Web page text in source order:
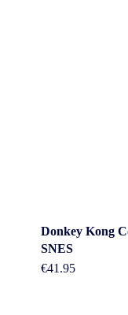
Donkey Kong
SNES
€41.95